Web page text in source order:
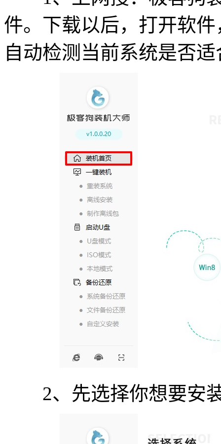
件。下载以后，打开软
自动检测当前系统是否
2、先选择你想要安装